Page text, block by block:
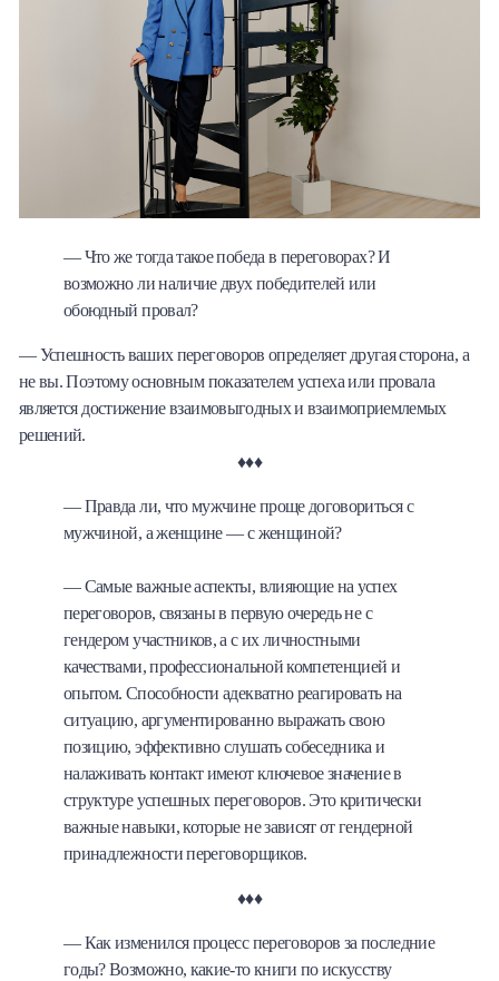
— Что же тогда такое победа в переговорах? И
возможно ли наличие двух победителей или
обоюдный провал?
— Успешность ваших переговоров определяет другая сторона, а
не вы. Поэтому основным показателем успеха или провала
является достижение взаимовыгодных и взаимоприемлемых
решений.
♦♦♦
— Правда ли, что мужчине проще договориться с
мужчиной, а женщине — с женщиной?
— Самые важные аспекты, влияющие на успех
переговоров, связаны в первую очередь не с
гендером участников, а с их личностными
качествами, профессиональной компетенцией и
опытом. Способности адекватно реагировать на
ситуацию, аргументированно выражать свою
позицию, эффективно слушать собеседника и
налаживать контакт имеют ключевое значение в
структуре успешных переговоров. Это критически
важные навыки, которые не зависят от гендерной
принадлежности переговорщиков.
♦♦♦
— Как изменился процесс переговоров за последние
годы? Возможно, какие-то книги по искусству